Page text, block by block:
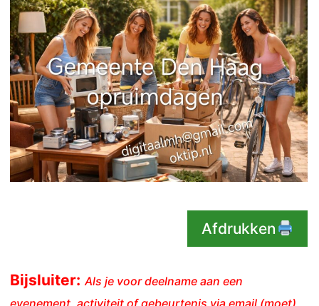
Afdrukken
Bijsluiter: Als je voor deelname aan een
evenement, activiteit of gebeurtenis via email (moet)